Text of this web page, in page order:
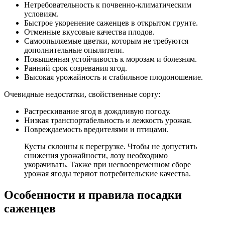
Нетребовательность к почвенно-климатическим
условиям.
Быстрое укоренение саженцев в открытом грунте.
Отменные вкусовые качества плодов.
Самоопыляемые цветки, которым не требуются
дополнительные опылители.
Повышенная устойчивость к морозам и болезням.
Ранний срок созревания ягод.
Высокая урожайность и стабильное плодоношение.
Очевидные недостатки, свойственные сорту:
Растрескивание ягод в дождливую погоду.
Низкая транспортабельность и лежкость урожая.
Повреждаемость вредителями и птицами.
Кусты склонны к перегрузке. Чтобы не допустить
снижения урожайности, лозу необходимо
укорачивать. Также при несвоевременном сборе
урожая ягоды теряют потребительские качества.
Особенности и правила посадки
саженцев